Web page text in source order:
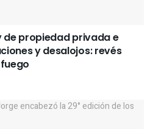
de propiedad privada e
y desalojos: revés